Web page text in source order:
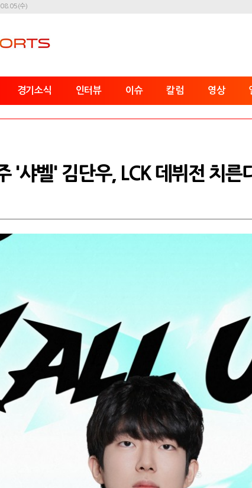
수)
경기소식 인터뷰 이슈 칼럼 영상
'샤벨' 김단우, LCK 데뷔전 치른